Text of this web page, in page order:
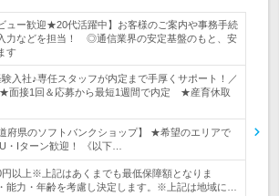
ュー歓迎★20代活躍中】お客様のご案内や事務手続
力などを担当！ ◎通信業界の安定基盤のもと、安
す
入社♪専任スタッフが内定まで手厚くサポート！／
面接1回＆応募から最短1週間で内定 ★産育休取
道府県のソフトバンクショップ】 ★希望のエリアで
・Iターン歓迎！ 《以下…
円以上※上記はあくまでも最低保障額となりま
力・年齢を考慮し決定します。※上記は地域に…